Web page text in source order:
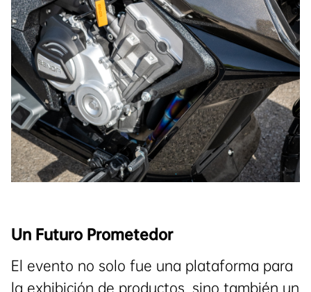
Un Futuro Prometedor
El evento no solo fue una plataforma para
la exhibición de productos, sino también un